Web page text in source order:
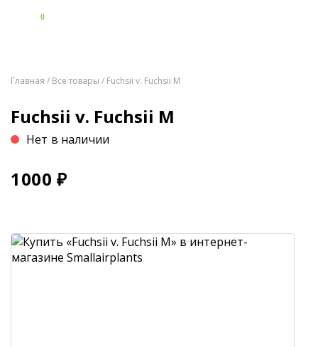
0
Главная / Все товары / Fuchsii v. Fuchsii M
Fuchsii v. Fuchsii M
Нет в наличии
1000 ₽